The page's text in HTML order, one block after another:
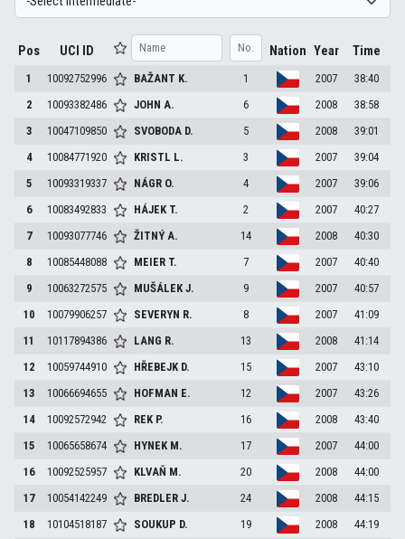
Pos UCI ID Nation Year Time
1 10092752996 BAŽANT K. 1 2007
38:40
2
10093382486 JOHNA. 6 2008
38:58
3
10047109850 SVOBODA D. 5 2008
39:01
4
10084771920 KRISTL L. 3 2007
39:04
5
10093319337 NÁGR O. 4 2007
39:06
6
10083492833 HÁJEK T. 2 2007
40:27
7
10093077746 ŽITNÝA. 14 2008
40:30
8
10085448088 MEIER T. 7 2007
40:40
9
10063272575 MUŠÁLEKJ. 9 2007
40:57
10
10079906257 SEVERYN R. 8 2007
41:09
11
10117894386 LANG R. 13 2008
41:14
12
10059744910 HŘEBEJK D. 15 2007
43:10
13
10066694655 HOFMAN E. 12 2007
43:26
14
10092572942 REK P. 16 2008
43:40
15
10065658674 HYNEK M. 17 2007
44:00
16
10092525957 KLVAŇ M. 20 2008
44:00
17
10054142249 BREDLERJ. 24 2008
44:15
18
10104518187 SOUKUP D. 19 2008
44:19